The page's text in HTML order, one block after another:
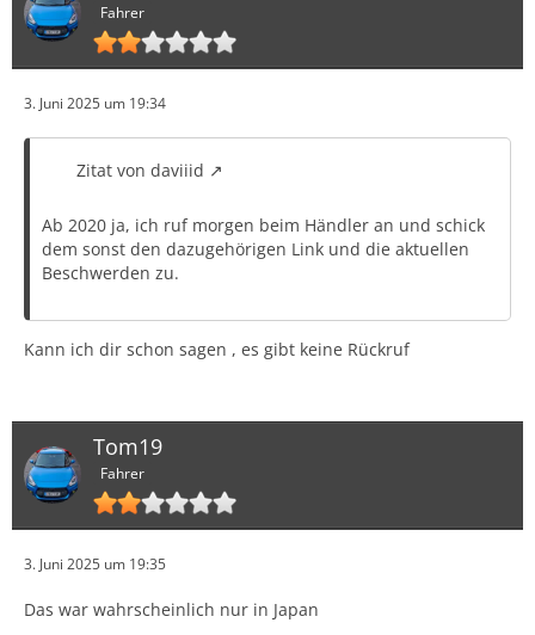
Fahrer
3. Juni 2025 um 19:34
Zitat von daviiid
Ab 2020 ja, ich ruf morgen beim Händler an und schick
dem sonst den dazugehörigen Link und die aktuellen
Beschwerden zu.
Kann ich dir schon sagen , es gibt keine Rückruf
Tom19
Fahrer
3. Juni 2025 um 19:35
Das war wahrscheinlich nur in Japan